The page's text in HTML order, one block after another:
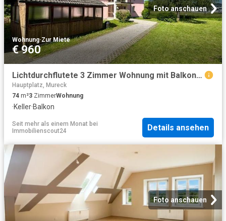
Foto anschauen
Wohnung·Zur Miete
€ 960
Lichtdurchflutete 3 Zimmer Wohnung mit Balkon und Parkplatz geförderte Miete ODER geförderte Miete mit Kaufoption 3 Zimmer
Hauptplatz, Mureck
74 m²3 ZimmerWohnung
·Keller·Balkon
Seit mehr als einem Monat bei
Immobilienscout24
Details ansehen
Foto anschauen